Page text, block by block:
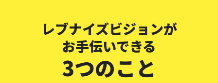
レブナイズビジョンが
お手伝いできる
3つのこと